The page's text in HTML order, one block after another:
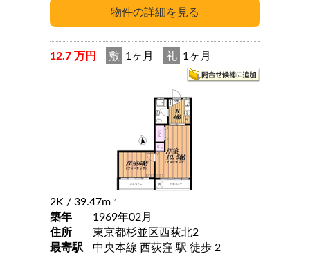
12.7 万円 敷 1ヶ月 礼 1ヶ月
2K / 39.47m 2
築年
1969年02月
住所
東京都杉並区西荻北2
最寄駅
中央本線 西荻窪 駅 徒歩 2